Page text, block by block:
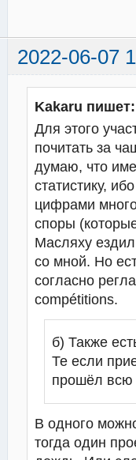
2022-06-07
Kakaru пишет:
Для этого
почитать за
думаю, что
статистику,
цифрами
споры
Масляху
со мной. Но
согласно
compétitions.
б) Также
Те если
прошёл всю
В одного
тогда один